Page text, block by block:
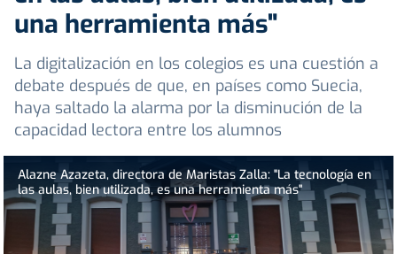
una herramienta más"
La digitalización en los colegios es una cuestión a
debate después de que, en países como Suecia,
haya saltado la alarma por la disminución de la
capacidad lectora entre los alumnos
Alazne Azazeta, directora de Maristas Zalla: "La tecnología en
las aulas, bien utilizada, es una herramienta más"